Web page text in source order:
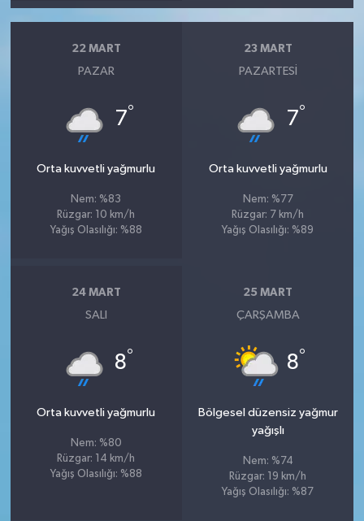
22 MART
PAZAR
7°
Orta kuvvetli yağmurlu
Nem: %83
Rüzgar: 10 km/h
Yağış Olasılığı: %88
23 MART
PAZARTESI
7°
Orta kuvvetli yağmurlu
Nem: %77
Rüzgar: 7 km/h
Yağış Olasılığı: %89
24 MART
SALI
8°
Orta kuvvetli yağmurlu
Nem: %80
Rüzgar: 14 km/h
Yağış Olasılığı: %88
25 MART
ÇARŞAMBA
8°
Bölgesel düzensiz yağmur
yağışlı
Nem: %74
Rüzgar: 19 km/h
Yağış Olasılığı: %87